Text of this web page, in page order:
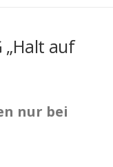
„Halt auf
nur bei